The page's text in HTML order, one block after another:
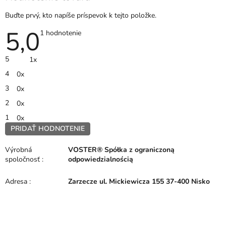
Buďte prvý, kto napíše príspevok k tejto položke.
5,0Priemerné
1 hodnotenie
5
1x
4
0x
3
0x
2
0x
1
0x
PRIDAŤ HODNOTENIE
V
ý
p
s
h
Výrobná
spoločnosť :
VOSTER® Spółka z ograniczoną
odpowiedzialnością
Adresa : Zarzecze ul. Mickiewicza 155 37-400 Nisko